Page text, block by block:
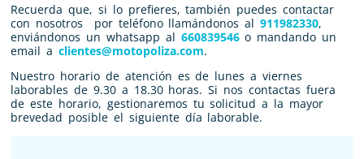
Recuerda que, si lo prefieres, también puedes contactar
con nosotros por teléfono llamándonos al911982330,
enviándonos un whatsapp al 660839546o mandando un
email a clientes@motopoliza.com.
Nuestro horario de atención es de lunes a viernes
laborables de 9.30 a 18.30 horas. Si nos contactas fuera
de este horario, gestionaremos tu solicitud a la mayor
brevedad posible el siguiente día laborable.